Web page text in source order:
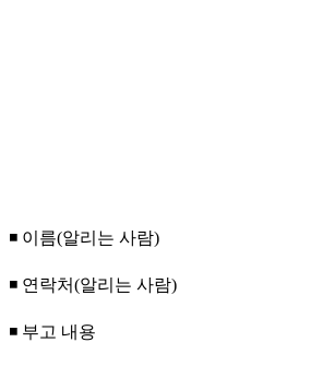
◾ 이름(알리는 사람)
◾ 연락처(알리는 사람)
◾ 부고 내용